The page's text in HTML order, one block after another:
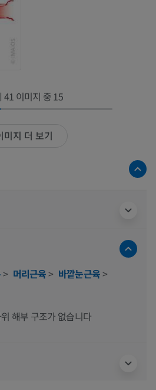
41 이미지 중 15
미지 더 보기
> 머리근육> 바깥눈근육>
해부 구조가 없습니다